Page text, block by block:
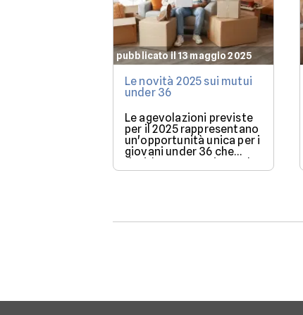
pubblicato il 13 maggio 2025
Le novità 2025 sui mutui
under 36
Le agevolazioni previste
per il 2025 rappresentano
un'opportunità unica per i
giovani under 36 che
desiderano acquistare la
loro prima casa.